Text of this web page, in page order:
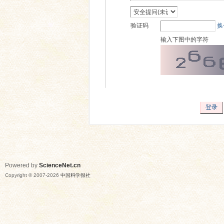
验证码
输入下图中的字符
登录
Powered by ScienceNet.cn
Copyright © 2007-2026 中国科学报社